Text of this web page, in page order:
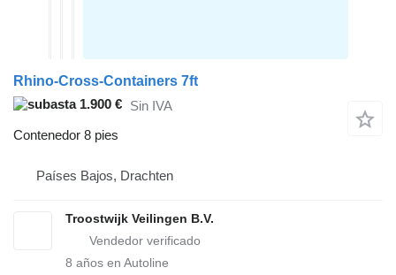
Rhino-Cross-Containers 7ft
1.900 € Sin IVA
Contenedor 8 pies
Países Bajos, Drachten
Troostwijk Veilingen B.V.
8 años en Autoline